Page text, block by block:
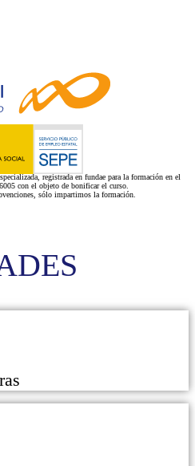
registrada en fundae para la formación en el
con el objeto de bonificar el curso.
sólo impartimos la formación.